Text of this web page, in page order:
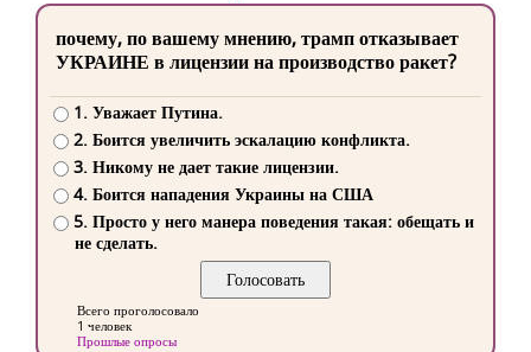
почему, по вашему мнению, трамп отказывает
УКРАИНЕ в лицензии на производство ракет?
1. Уважает Путина.
2. Боится увеличить эскалацию конфликта.
3. Никому не дает такие лицензии.
4. Боится нападения Украины на США
5. Просто у него манера поведения такая: обещать и
не сделать.
Всего проголосовало
1 человек
Прошлые опросы